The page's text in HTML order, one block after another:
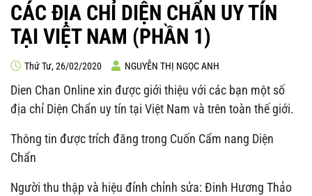
CÁC ĐỊA CHỈ DIỆN CHẨN UY TÍN
TẠI VIỆT NAM (PHẦN 1)
Thứ Tư, 26/02/2020 NGUYỄN THỊ NGỌC ANH
Dien Chan Online xin được giới thiệu với các bạn một số
địa chỉ Diện Chẩn uy tín tại Việt Nam và trên toàn thế giới.
Thông tin được trích đăng trong Cuốn Cẩm nang Diện
Chẩn
Người thu thập và hiệu đính chỉnh sửa: Đinh Hương Thảo